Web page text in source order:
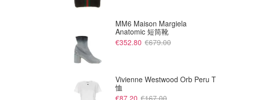
MM6 Maison Margiela
Anatomic 短筒靴
€352.80 €679.00
Vivienne Westwood Orb Peru T
恤
€87.20 €167.00